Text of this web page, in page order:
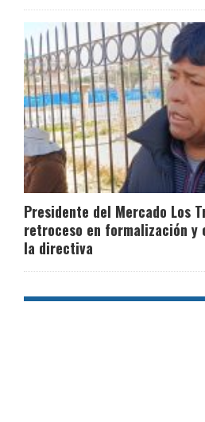
Presidente del Mercado Los
retroceso en formalización y
la directiva